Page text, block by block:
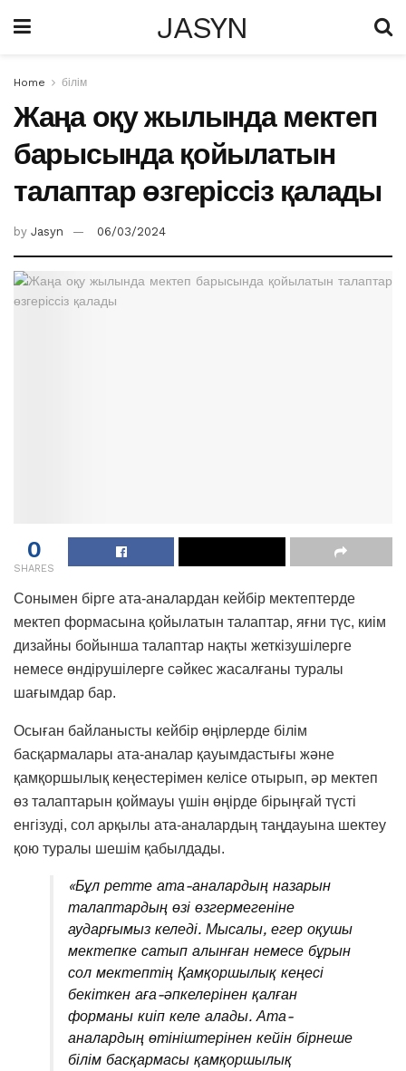
JASYN
Home білім
Жаңа оқу жылында мектеп
барысында қойылатын
талаптар өзгеріссіз қалады
by Jasyn 06/03/2024
0
SHARES
Сонымен бірге ата-аналардан кейбір мектептерде
мектеп формасына қойылатын талаптар, яғни түс, киім
дизайны бойынша талаптар нақты жеткізушілерге
немесе өндірушілерге сәйкес жасалғаны туралы
шағымдар бар.
Осыған байланысты кейбір өңірлерде білім
басқармалары ата-аналар қауымдастығы және
қамқоршылық кеңестерімен келісе отырып, әр мектеп
өз талаптарын қоймауы үшін өңірде бірыңғай түсті
енгізуді, сол арқылы ата-аналардың таңдауына шектеу
қою туралы шешім қабылдады.
«Бұл ретте ата-аналардың назарын
талаптардың өзі өзгермегеніне
аударғымыз келеді. Мысалы, егер оқушы
мектепке сатып алынған немесе бұрын
сол мектептің Қамқоршылық кеңесі
бекіткен аға-әпкелерінен қалған
форманы киіп келе алады. Ата-
аналардың өтініштерінен кейін бірнеше
білім басқармасы қамқоршылық